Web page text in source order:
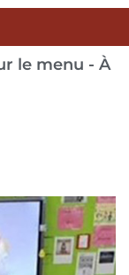
le menu - À